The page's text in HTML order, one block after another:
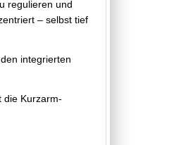
regulieren und
– selbst tief
integrierten
die Kurzarm-